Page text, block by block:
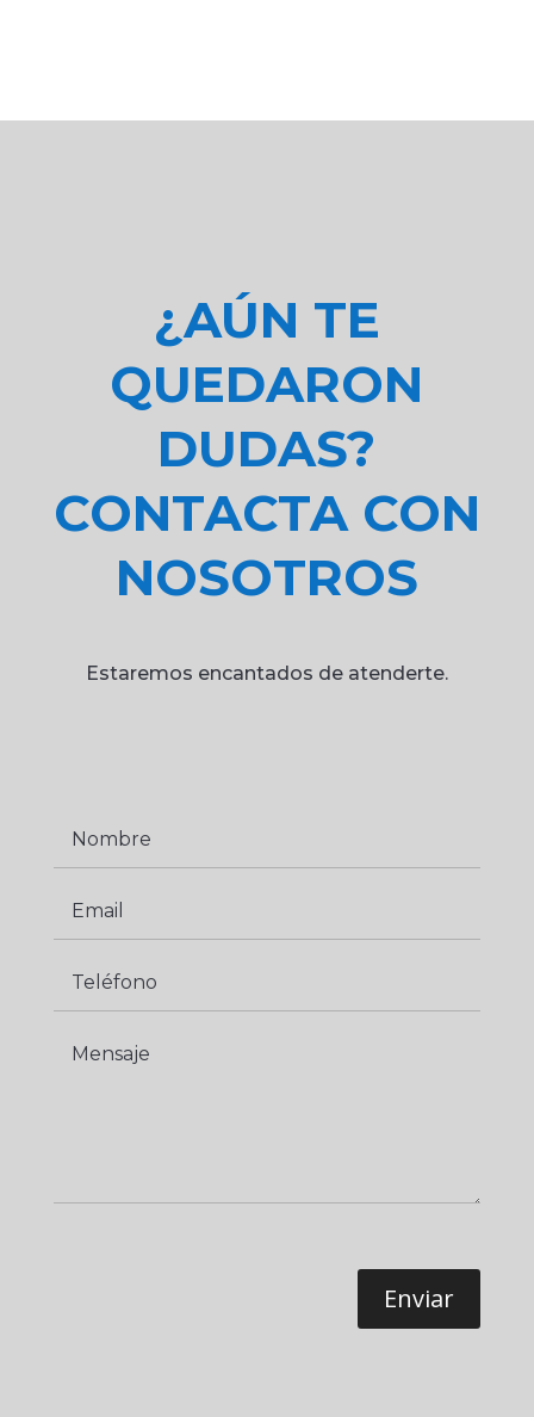
¿AÚN TE
QUEDARON
DUDAS?
CONTACTA CON
NOSOTROS
Estaremos encantados de atenderte.
Enviar